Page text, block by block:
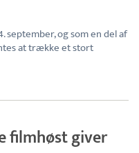
og som en del af
at trække et stort
filmhøst giver